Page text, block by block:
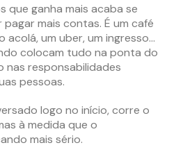
que ganha mais acaba se
mais contas. É um café
acolá, um uber, um ingresso…
colocam tudo na ponta do
nas responsabilidades
pessoas.
logo no início, corre o
à medida que o
mais sério.